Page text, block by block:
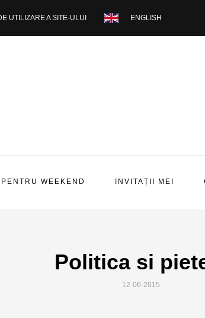
UTILIZARE A SITE-ULUI ENGLISH
WEEKEND INVITAȚII MEI
Politica si
12-06-2015